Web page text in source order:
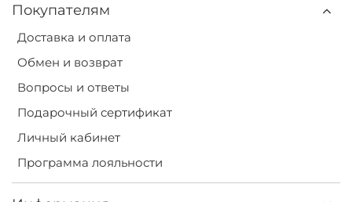
Покупателям
Доставка и оплата
Обмен и возврат
Вопросы и ответы
Подарочный сертификат
Личный кабинет
Программа лояльности